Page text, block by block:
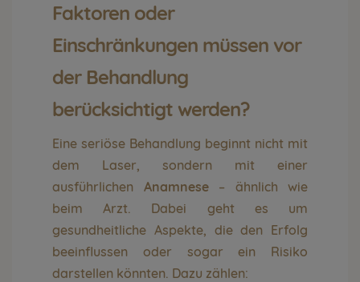
Faktoren oder
Einschränkungen müssen vor
der Behandlung
berücksichtigt werden?
Eine seriöse Behandlung beginnt nicht mit
dem Laser, sondern mit einer
ausführlichen Anamnese– ähnlich wie
beim Arzt. Dabei geht es um
gesundheitliche Aspekte, die den Erfolg
beeinflussen oder sogar ein Risiko
darstellen könnten. Dazu zählen: